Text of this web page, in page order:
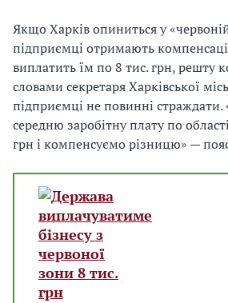
Якщо Харків опиниться у
підприємці отримають
виплатить їм по 8 тис. грн, решту
словами секретаря Харківської
підприємці не повинні
середню заробітну плату по
грн і компенсуємо різницю» —